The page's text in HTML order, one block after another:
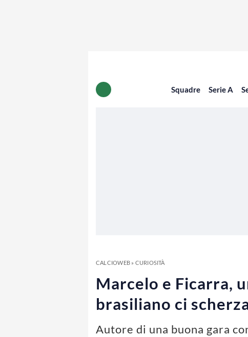
Squadre Serie A
CALCIOWEB» CURIOSITÀ
Marcelo e Ficarra,
brasiliano ci
Autore di una buona gara